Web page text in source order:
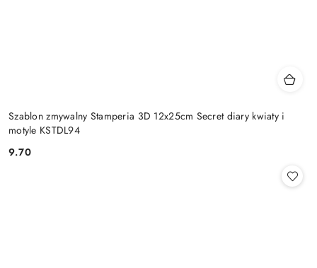
Szablon zmywalny Stamperia 3D 12x25cm Secret diary kwiaty i
motyle KSTDL94
Cena:
9.70